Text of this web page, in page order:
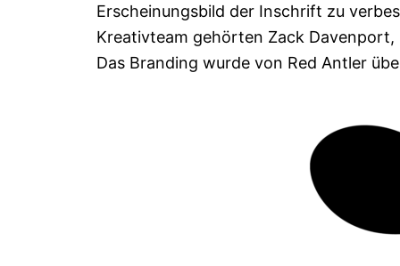
Erscheinungsbild der Inschrift zu
Kreativteam gehörten Zack
Das Branding wurde von Red Antler